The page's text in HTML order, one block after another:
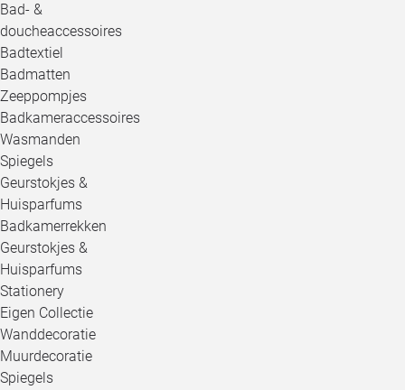
Bad- &
doucheaccessoires
Badtextiel
Badmatten
Zeeppompjes
Badkameraccessoires
Wasmanden
Spiegels
Geurstokjes &
Huisparfums
Badkamerrekken
Geurstokjes &
Huisparfums
Stationery
Eigen Collectie
Wanddecoratie
Muurdecoratie
Spiegels